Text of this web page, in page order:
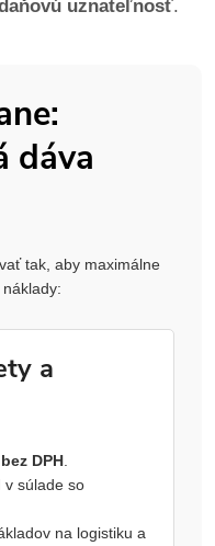
uznateľnosť.
dáva
tak, aby maximálne
a
DPH
v súlade so
na logistiku a